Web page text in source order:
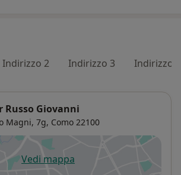
Indirizzo 2 Indirizzo 3 Indirizzo 4
Russo Giovanni
Magni, 7g, Como 22100
Vedi mappasi apre in una nuova scheda